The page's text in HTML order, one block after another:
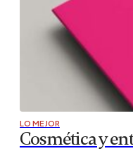
LO MEJOR
Cosmética y